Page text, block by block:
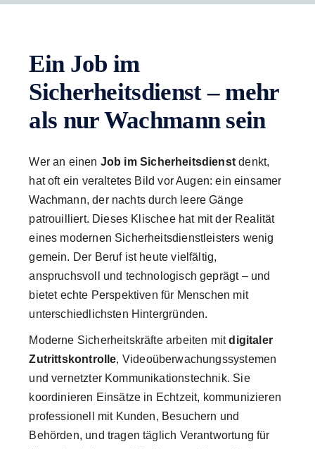
Ein Job im
Sicherheitsdienst – mehr
als nur Wachmann sein
Wer an einen Job im Sicherheitsdienst denkt,
hat oft ein veraltetes Bild vor Augen: ein einsamer
Wachmann, der nachts durch leere Gänge
patrouilliert. Dieses Klischee hat mit der Realität
eines modernen Sicherheitsdienstleisters wenig
gemein. Der Beruf ist heute vielfältig,
anspruchsvoll und technologisch geprägt – und
bietet echte Perspektiven für Menschen mit
unterschiedlichsten Hintergründen.
Moderne Sicherheitskräfte arbeiten mitdigitaler
Zutrittskontrolle, Videoüberwachungssystemen
und vernetzter Kommunikationstechnik. Sie
koordinieren Einsätze in Echtzeit, kommunizieren
professionell mit Kunden, Besuchern und
Behörden, und tragen täglich Verantwortung für